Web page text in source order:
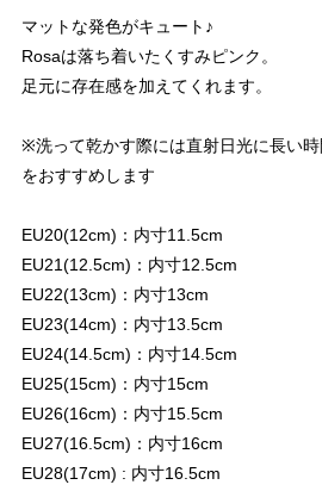
マットな発色がキュート♪
Rosaは落ち着いたくすみピンク。
足元に存在感を加えてくれます。
※洗って乾かす際には直射日光に長い
をおすすめします
EU20(12cm)：内寸11.5cm
EU21(12.5cm)：内寸12.5cm
EU22(13cm)：内寸13cm
EU23(14cm)：内寸13.5cm
EU24(14.5cm)：内寸14.5cm
EU25(15cm)：内寸15cm
EU26(16cm)：内寸15.5cm
EU27(16.5cm)：内寸16cm
EU28(17cm) : 内寸16.5cm